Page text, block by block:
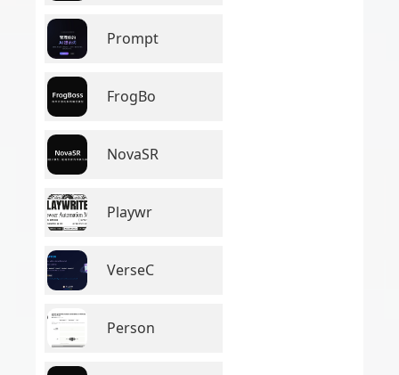
Prompt
FrogBo
NovaSR
Playwr
VerseC
Person